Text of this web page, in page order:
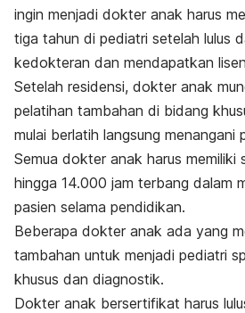
ingin menjadi dokter anak harus
tiga tahun di pediatri setelah lulus
kedokteran dan mendapatkan
Setelah residensi, dokter anak
pelatihan tambahan di bidang
mulai berlatih langsung menangani
Semua dokter anak harus memiliki
hingga 14.000 jam terbang dalam
pasien selama pendidikan.
Beberapa dokter anak ada yang
tambahan untuk menjadi pediatri
khusus dan diagnostik.
Dokter anak bersertifikat harus